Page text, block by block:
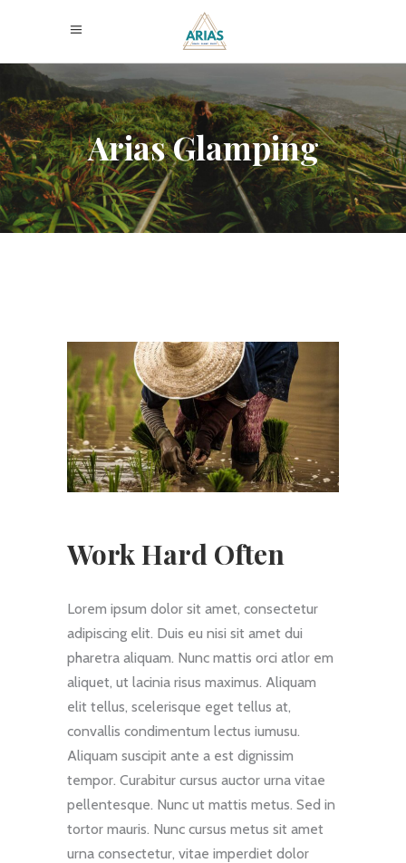
Arias Glamping
Work Hard Often
Lorem ipsum dolor sit amet, consectetur
adipiscing elit. Duis eu nisi sit amet dui
pharetra aliquam. Nunc mattis orci atlor em
aliquet, ut lacinia risus maximus. Aliquam
elit tellus, scelerisque eget tellus at,
convallis condimentum lectus iumusu.
Aliquam suscipit ante a est dignissim
tempor. Curabitur cursus auctor urna vitae
pellentesque. Nunc ut mattis metus. Sed in
tortor mauris. Nunc cursus metus sit amet
urna consectetur, vitae imperdiet dolor